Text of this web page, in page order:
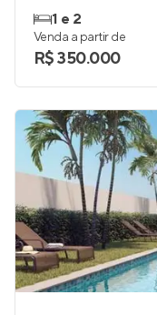
1 e 2
Venda a partir de
R$ 350.000